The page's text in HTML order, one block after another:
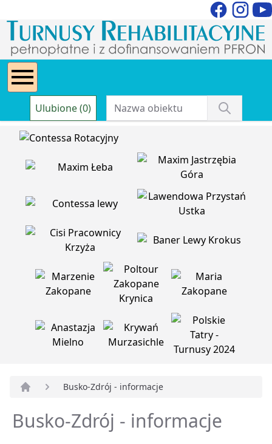
Ulubione (0)
Busko-Zdrój - informacje
Busko-Zdrój - informacje